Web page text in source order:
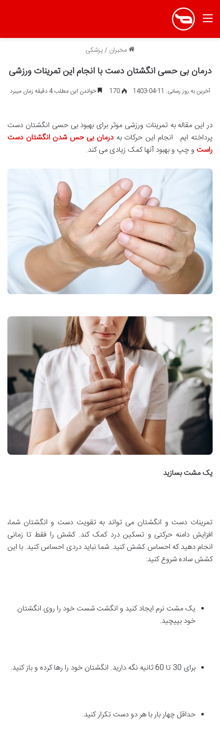
منو
مخبران /پزشکی
درمان بی حسی انگشتان دست با انجام این تمرینات ورزشی
آخرین به روز رسانی: 11-04-1403 170 خواندن این مطلب 4 دقیقه زمان میبرد
در این مقاله به تمرینات ورزشی موثر برای بهبود بی حسی انگشتان دست
پرداخته ایم. انجام این حرکات بهدرمان بی حس شدن انگشتان دست
راست و چپ و بهبود آنها کمک زیادی می کند.
یک مشت بسازید
تمرینات دست و انگشتان می تواند به تقویت دست و انگشتان شما،
افزایش دامنه حرکتی و تسکین درد کمک کند. کشش را فقط تا زمانی
انجام دهید که احساس کشش کنید. شما نباید دردی احساس کنید. با این
کشش ساده شروع کنید:
یک مشت نرم ایجاد کنید و انگشت شست خود را روی انگشتان
خود بپیچید.
برای 30 تا 60 ثانیه نگه دارید. انگشتان خود را رها کرده و باز کنید.
حداقل چهار بار با هر دو دست تکرار کنید.